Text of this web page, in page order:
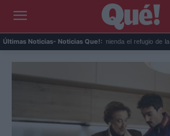
Últimas Noticias- Noticias Que!:
National Geographic recomienda el refugio de la in...